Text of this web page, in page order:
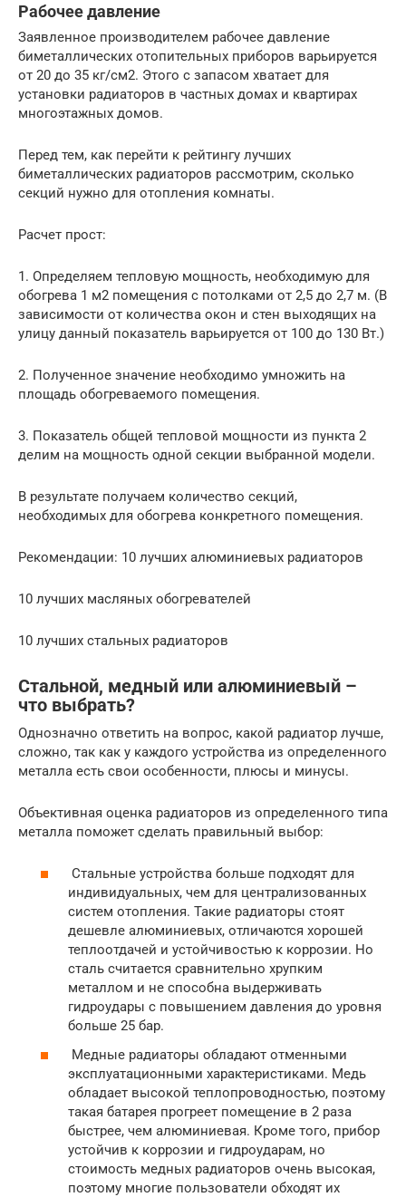
Рабочее давление
Заявленное производителем рабочее давление
биметаллических отопительных приборов варьируется
от 20 до 35 кг/см2. Этого с запасом хватает для
установки радиаторов в частных домах и квартирах
многоэтажных домов.
Перед тем, как перейти к рейтингу лучших
биметаллических радиаторов рассмотрим, сколько
секций нужно для отопления комнаты.
Расчет прост:
1. Определяем тепловую мощность, необходимую для
обогрева 1 м2 помещения с потолками от 2,5 до 2,7 м. (В
зависимости от количества окон и стен выходящих на
улицу данный показатель варьируется от 100 до 130 Вт.)
2. Полученное значение необходимо умножить на
площадь обогреваемого помещения.
3. Показатель общей тепловой мощности из пункта 2
делим на мощность одной секции выбранной модели.
В результате получаем количество секций,
необходимых для обогрева конкретного помещения.
Рекомендации: 10 лучших алюминиевых радиаторов
10 лучших масляных обогревателей
10 лучших стальных радиаторов
Стальной, медный или алюминиевый –
что выбрать?
Однозначно ответить на вопрос, какой радиатор лучше,
сложно, так как у каждого устройства из определенного
металла есть свои особенности, плюсы и минусы.
Объективная оценка радиаторов из определенного типа
металла поможет сделать правильный выбор:
Стальные устройства больше подходят для
индивидуальных, чем для централизованных
систем отопления. Такие радиаторы стоят
дешевле алюминиевых, отличаются хорошей
теплоотдачей и устойчивостью к коррозии. Но
сталь считается сравнительно хрупким
металлом и не способна выдерживать
гидроудары с повышением давления до уровня
больше 25 бар.
Медные радиаторы обладают отменными
эксплуатационными характеристиками. Медь
обладает высокой теплопроводностью, поэтому
такая батарея прогреет помещение в 2 раза
быстрее, чем алюминиевая. Кроме того, прибор
устойчив к коррозии и гидроударам, но
стоимость медных радиаторов очень высокая,
поэтому многие пользователи обходят их